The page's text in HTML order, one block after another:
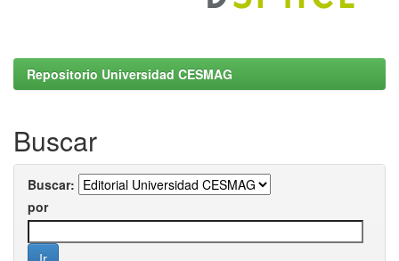
Repositorio Universidad CESMAG
Buscar
Buscar:
por